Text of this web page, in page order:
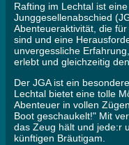
Rafting im Lechtal ist
Junggesellenabschied
Abenteueraktivität, die
sind und eine
unvergessliche
erlebt und gleichzeitig
Der JGA ist ein
Lechtal bietet eine tolle
Abenteuer in vollen
Boot geschaukelt!" Mit
das Zeug hält und jede:r
künftigen Bräutigam.